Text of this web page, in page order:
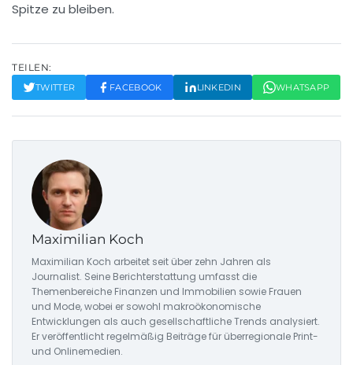
Spitze zu bleiben.
TEILEN:
TWITTER FACEBOOK LINKEDIN WHATSAPP
Maximilian Koch
Maximilian Koch arbeitet seit über zehn Jahren als
Journalist. Seine Berichterstattung umfasst die
Themenbereiche Finanzen und Immobilien sowie Frauen
und Mode, wobei er sowohl makroökonomische
Entwicklungen als auch gesellschaftliche Trends analysiert.
Er veröffentlicht regelmäßig Beiträge für überregionale Print-
und Onlinemedien.